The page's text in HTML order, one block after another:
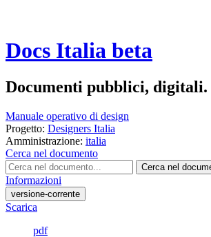
Docs Italia beta
Documenti pubblici, digitali.
Manuale operativo di design
Progetto: Designers Italia
Amministrazione: italia
Cerca nel documento
Cerca nel
Informazioni
versione-corrente
Scarica
pdf